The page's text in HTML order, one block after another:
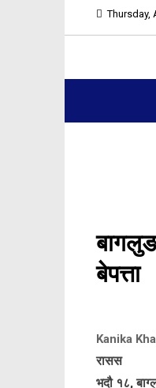
Thursday,
बेपत्ता
Kanika
रासस
भदौ १८,